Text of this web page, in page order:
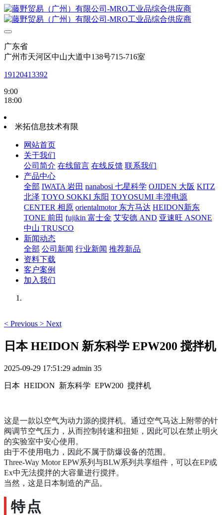
广东省
广州市天河区中山大道中138号715-716室
19120413392
9:00
18:00
米拓信息技术有限
网站首页
关于我们
公司简介 在线留言 在线反馈 联系我们
产品中心
全部 IWATA 岩田 nanabosi 七星科学 OJIDEN 大阪 KITZ
北泽 TOYO SOKKI 东阳 TOYOSUMI 丰澄电源
CENTER 相原 orientalmotor 东方马达 HEIDON新东
TONE 前田 fujikin 富士金 艾安德 AND 亚速旺 ASONE
中山 TRUSCO
新闻动态
全部 公司新闻 行业新闻 推荐新品
资料下载
客户案例
加入我们
< Previous > Next
日本 HEIDON 新东科学 EPW200 搅拌机
2025-09-29 17:51:29 admin 35
日本 HEIDON 新东科学 EPW200 搅拌机
这是一款以空气为动力源的搅拌机。通过空气马达上附带的针
阀调节空气压力，从而控制转速和扭矩，因此可以在禁止明火
的实验室中安心使用。
由于不使用电力，因此不属于防爆设备的范围。
Three-Way Motor EPW系列与BLW系列共享组件，可以在EP或
Ex中无法搅拌的大容量进行搅拌。
当然，这是日本制造的产品。
特点